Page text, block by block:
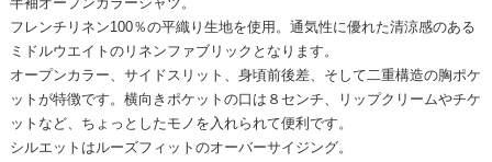
フレンチリネン100％の平織り生地を使用。通気性に優れた清涼感のある
ミドルウエイトのリネンファブリックとなります。
オープンカラー、サイドスリット、身頃前後差、そして二重構造の胸ポケ
ットが特徴です。横向きポケットの口は８センチ、リップクリームやチケ
ットなど、ちょっとしたモノを入れられて便利です。
シルエットはルーズフィットのオーバーサイジング。